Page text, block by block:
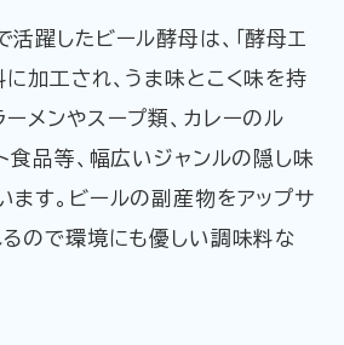
活躍したビール酵母は、「酵母エ
に加工され、うま味とこく味を持
ーメンやスープ類、カレーのル
食品等、幅広いジャンルの隠し味
ます。ビールの副産物をアップサ
るので環境にも優しい調味料な